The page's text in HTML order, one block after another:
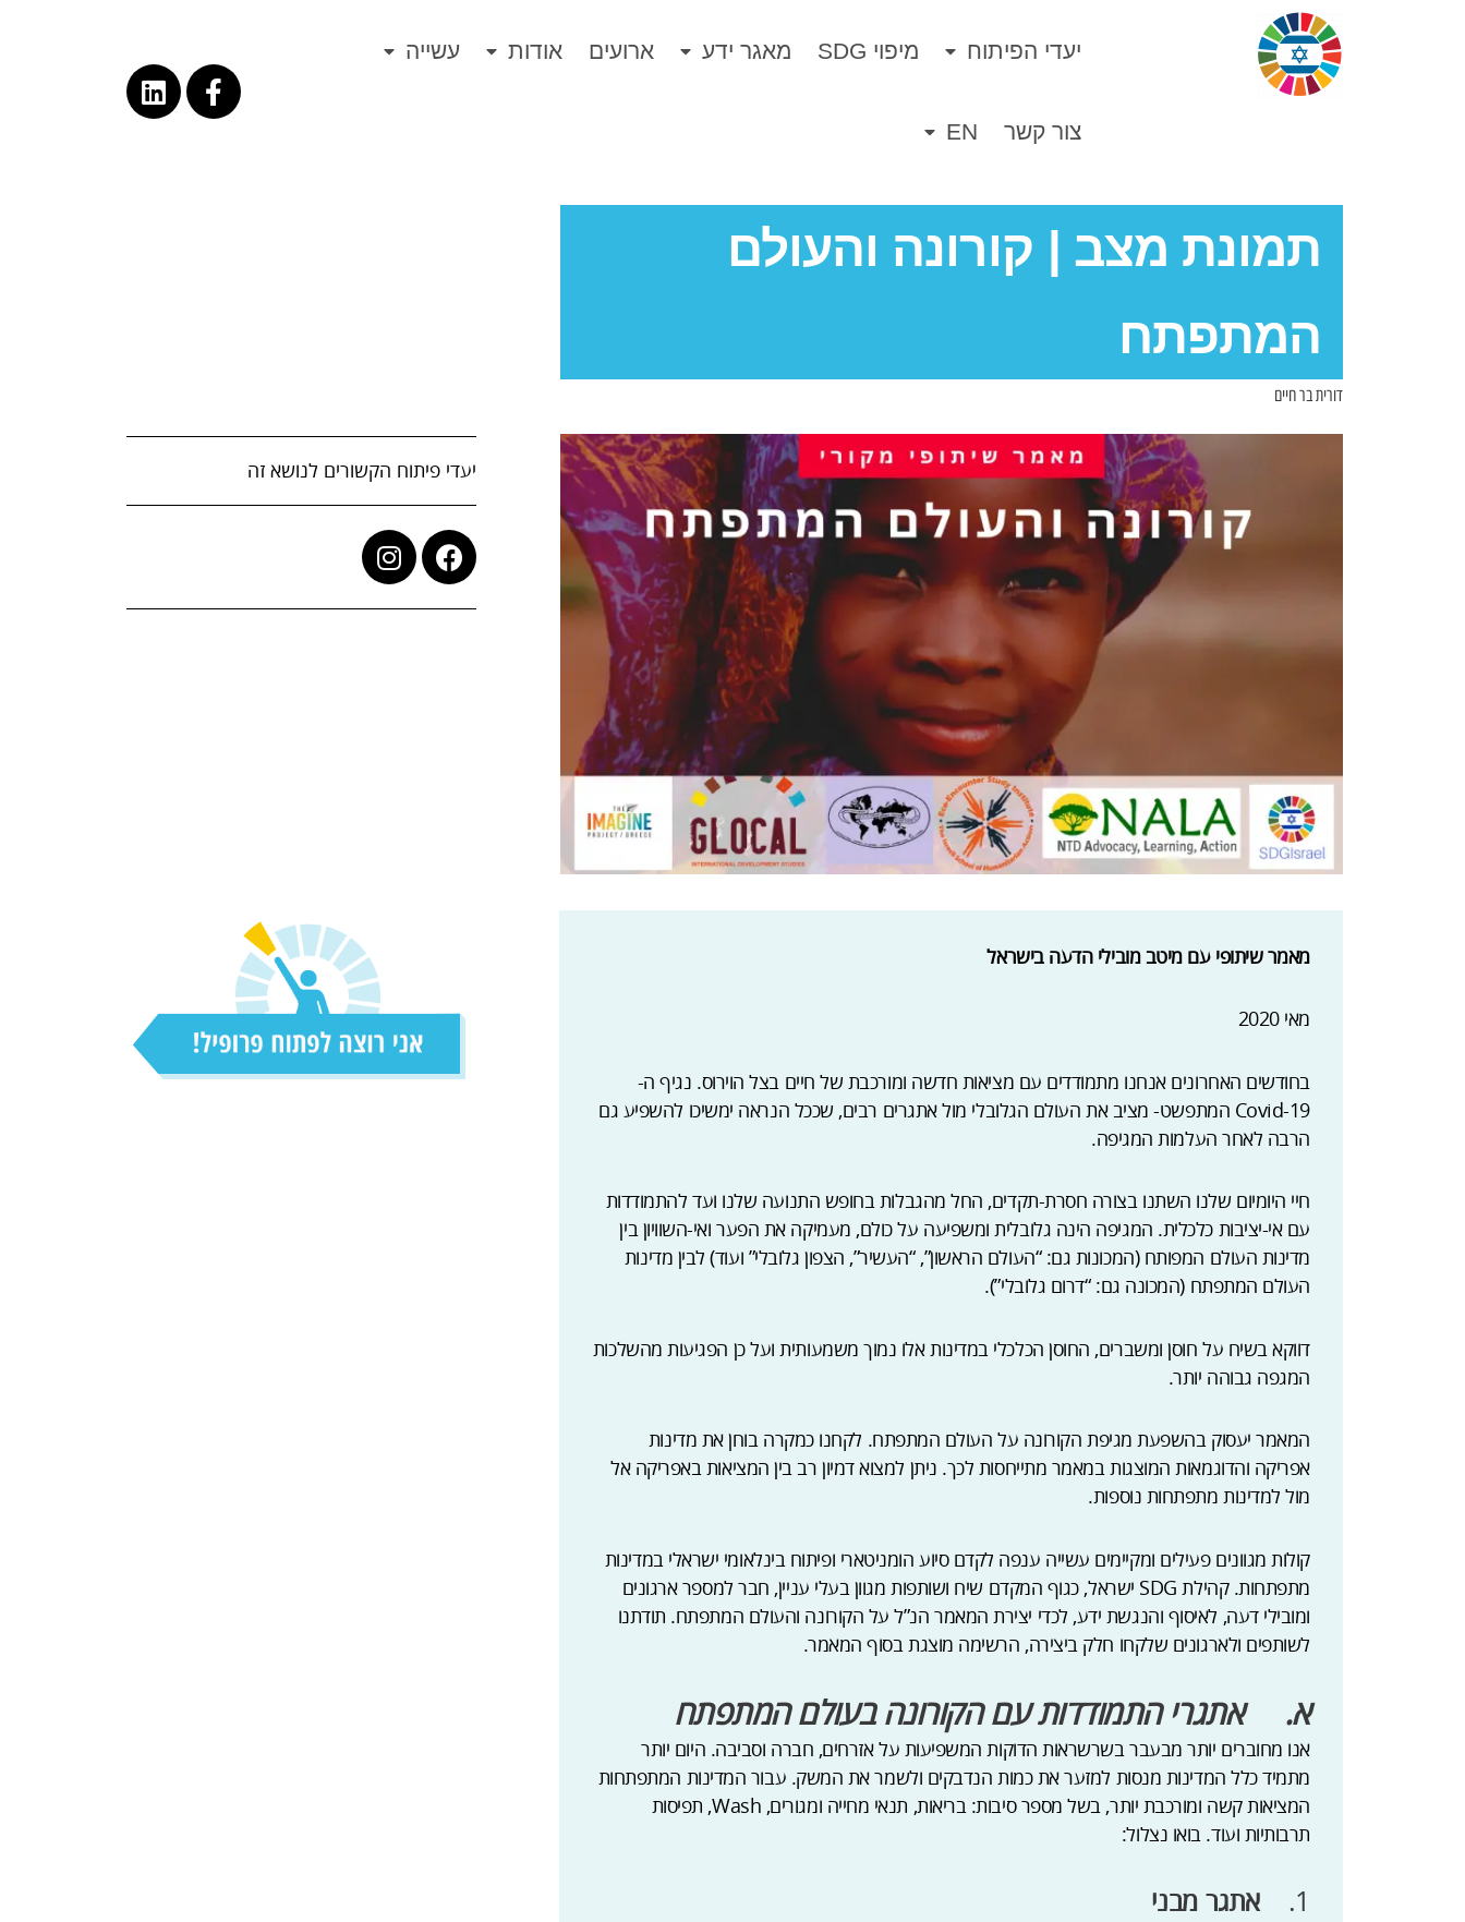
יעדי הפיתוח מיפוי SDG מאגר ידע ארועים אודות עשייה
צור קשר EN
תמונת מצב | קורונה והעולם
המתפתח
דורית בר חיים
יעדי פיתוח הקשורים לנושא זה
מאמר שיתופי עם מיטב מובילי הדעה בישראל
מאי 2020
בחודשים האחרונים אנחנו מתמודדים עם מציאות חדשה ומורכבת של חיים בצל הוירוס. נגיף ה-
Covid-19 המתפשט- מציב את העולם הגלובלי מול אתגרים רבים, שככל הנראה ימשיכו להשפיע גם
הרבה לאחר העלמות המגיפה.
חיי היומיום שלנו השתנו בצורה חסרת-תקדים, החל מהגבלות בחופש התנועה שלנו ועד להתמודדות
עם אי-יציבות כלכלית. המגיפה הינה גלובלית ומשפיעה על כולם, מעמיקה את הפער ואי-השוויון בין
מדינות העולם המפותח (המכונות גם: “העולם הראשון”, “העשיר”, הצפון גלובלי” ועוד) לבין מדינות
העולם המתפתח (המכונה גם: “דרום גלובלי”).
דווקא בשיח על חוסן ומשברים, החוסן הכלכלי במדינות אלו נמוך משמעותית ועל כן הפגיעות מהשלכות
המגפה גבוהה יותר.
המאמר יעסוק בהשפעת מגיפת הקורונה על העולם המתפתח. לקחנו כמקרה בוחן את מדינות
אפריקה והדוגמאות המוצגות במאמר מתייחסות לכך. ניתן למצוא דמיון רב בין המציאות באפריקה אל
מול למדינות מתפתחות נוספות.
קולות מגוונים פעילים ומקיימים עשייה ענפה לקדם סיוע הומניטארי ופיתוח בינלאומי ישראלי במדינות
מתפתחות. קהילת SDG ישראל, כגוף המקדם שיח ושותפות מגוון בעלי עניין, חבר למספר ארגונים
ומובילי דעה, לאיסוף והנגשת ידע, לכדי יצירת המאמר הנ”ל על הקורונה והעולם המתפתח. תודתנו
לשותפים ולארגונים שלקחו חלק ביצירה, הרשימה מוצגת בסוף המאמר.
א. אתגרי התמודדות עם הקורונה בעולם המתפתח
אנו מחוברים יותר מבעבר בשרשראות הדוקות המשפיעות על אזרחים, חברה וסביבה. היום יותר
מתמיד כלל המדינות מנסות למזער את כמות הנדבקים ולשמר את המשק. עבור המדינות המתפתחות
המציאות קשה ומורכבת יותר, בשל מספר סיבות: בריאות, תנאי מחייה ומגורים, Wash, תפיסות
תרבותיות ועוד. בואו נצלול:
1. אתגר מבני